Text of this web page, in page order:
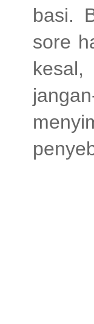
basi.
sore